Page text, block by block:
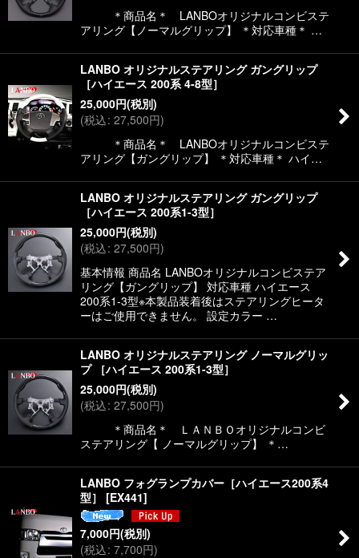
＊商品名＊ LANBOオリジナルコンビステ
アリング【ノーマルグリップ】 ＊対応車種＊ …
LANBO オリジナルステアリング ガングリップ
［ハイエース 200系 4-8型］
25,000円(税別)
(税込: 27,500円)
＊商品名＊ LANBOオリジナルコンビステ
アリング【ガングリップ】 ＊対応車種＊ ハイ…
LANBO オリジナルステアリング ガングリップ
［ハイエース 200系1-3型］
25,000円(税別)
(税込: 27,500円)
基本情報 商品名 LANBOオリジナルコンビステア
リング【ガングリップ】 対応車種 ハイエース
200系1-3型※本製品装着後はステアリングヒータ
ーはご使用できません。 設定カラー …
LANBO オリジナルステアリング ノーマルグリッ
プ ［ハイエース 200系1-3型］
25,000円(税別)
(税込: 27,500円)
＊商品名＊ ＬＡＮＢＯオリジナルコンビ
ステアリング【 ノーマルグリップ】 ＊…
LANBO フォグランプカバー［ハイエース200系4
型］
[EX441]
7,000円(税別)
(税込: 7,700円)